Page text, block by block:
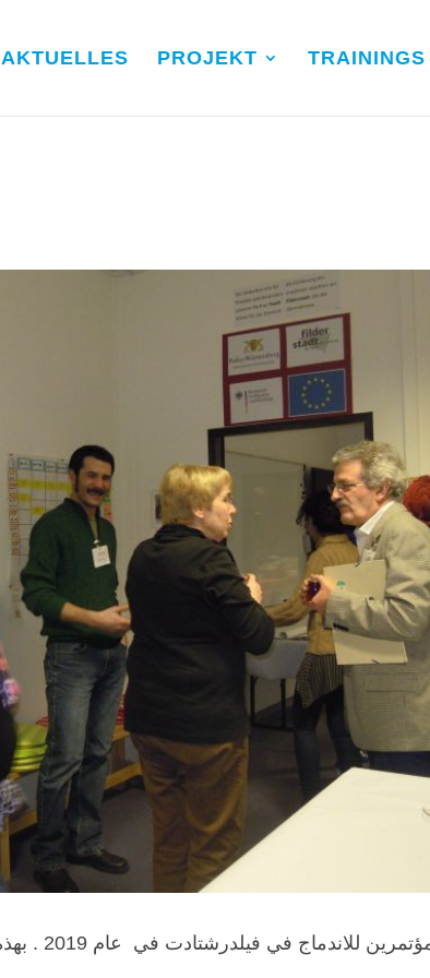
AKTUELLES PROJEKT TRAININGS